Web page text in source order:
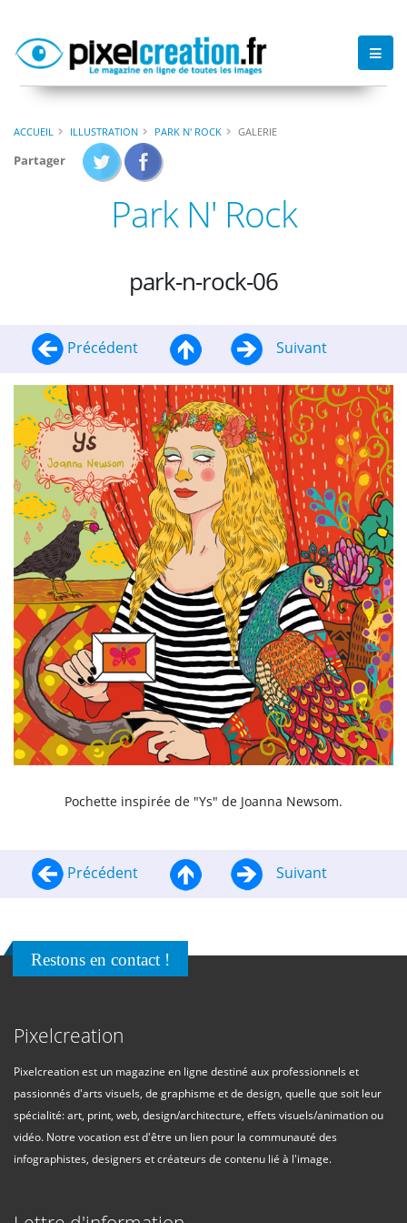
ACCUEIL ILLUSTRATION PARK N' ROCK GALERIE
Partager
Park N' Rock
park-n-rock-06
Précédent Suivant
Pochette inspirée de "Ys" de Joanna Newsom.
Précédent Suivant
Restons en contact !
Pixelcreation
Pixelcreation est un magazine en ligne destiné aux professionnels et
passionnés d'arts visuels, de graphisme et de design, quelle que soit leur
spécialité: art, print, web, design/architecture, effets visuels/animation ou
vidéo. Notre vocation est d'être un lien pour la communauté des
infographistes, designers et créateurs de contenu lié à l'image.